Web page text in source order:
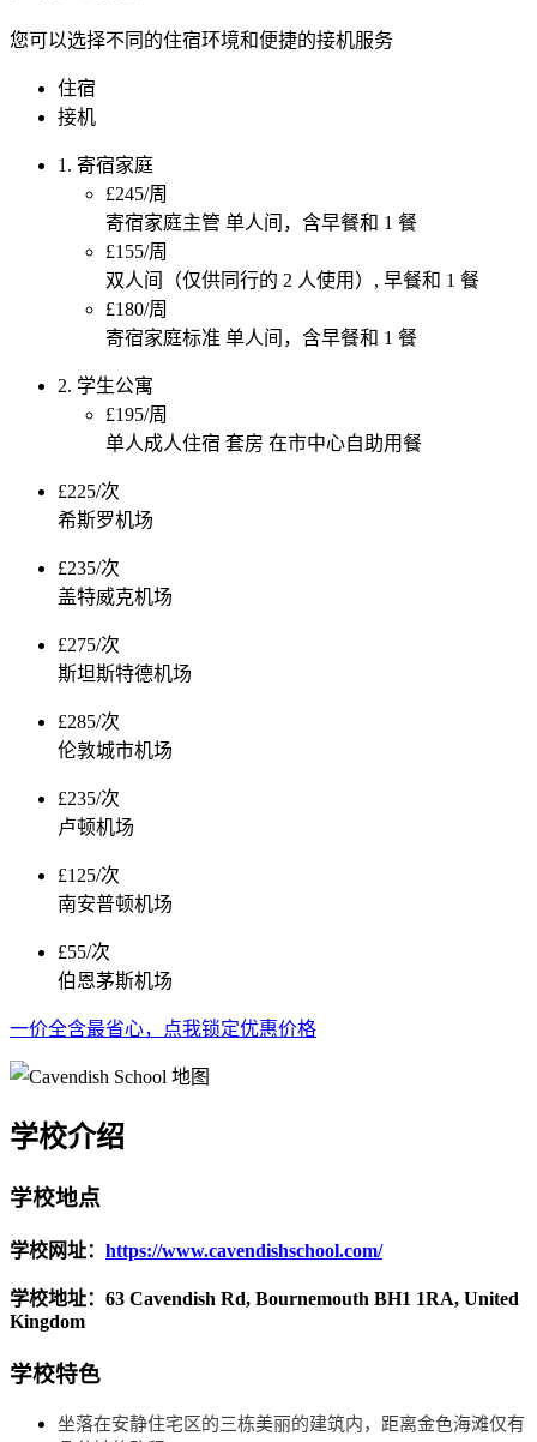
您可以选择不同的住宿环境和便捷的接机服务
住宿
接机
1. 寄宿家庭
£245/周
寄宿家庭主管 单人间，含早餐和 1 餐
£155/周
双人间（仅供同行的 2 人使用）, 早餐和 1 餐
£180/周
寄宿家庭标准 单人间，含早餐和 1 餐
2. 学生公寓
£195/周
单人成人住宿 套房 在市中心自助用餐
£225/次
希斯罗机场
£235/次
盖特威克机场
£275/次
斯坦斯特德机场
£285/次
伦敦城市机场
£235/次
卢顿机场
£125/次
南安普顿机场
£55/次
伯恩茅斯机场
一价全含最省心，点我锁定优惠价格
学校介绍
学校地点
学校网址： https://www.cavendishschool.com/
学校地址：63 Cavendish Rd, Bournemouth BH1 1RA, United
Kingdom
学校特色
坐落在安静住宅区的三栋美丽的建筑内，距离金色海滩仅有